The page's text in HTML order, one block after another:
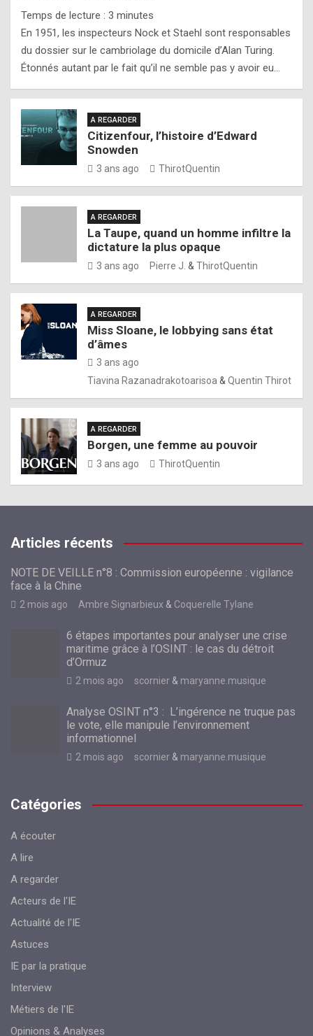
Temps de lecture : 3 minutes
En 1951, les inspecteurs Nock et Staehl sont responsables
du dossier sur le cambriolage du domicile d’Alan Turing.
Étonnés autant par le fait qu’il ne semble pas y avoir eu…
A REGARDER
Citizenfour, l’histoire d’Edward
Snowden
3 ans ago ThirotQuentin
A REGARDER
La Taupe, quand un homme infiltre la
dictature la plus opaque
3 ans ago Pierre J. & ThirotQuentin
A REGARDER
Miss Sloane, le lobbying sans état
d’âmes
3 ans ago
Tiavina Razanadrakotoarisoa & Quentin Thirot
A REGARDER
Borgen, une femme au pouvoir
3 ans ago ThirotQuentin
Articles récents
NOTE DE VEILLE n°8 : Commission européenne : vigilance
face à la Chine
2 mois ago Ambre Signarbieux & Coquerelle Tylane
6 étapes importantes pour analyser une crise
maritime grâce à l’OSINT : le cas du détroit
d’Ormuz
2 mois ago scornier & maryanne.musique
Analyse OSINT n°3 : L’ingérence ne truque pas
le vote, elle manipule l’environnement
informationnel
2 mois ago scornier & maryanne.musique
Catégories
A écouter
A lire
A regarder
Acteurs de l'IE
Actualité de l'IE
Astuces
IE par la pratique
Interview
Métiers de l'IE
Opinions & Analyses